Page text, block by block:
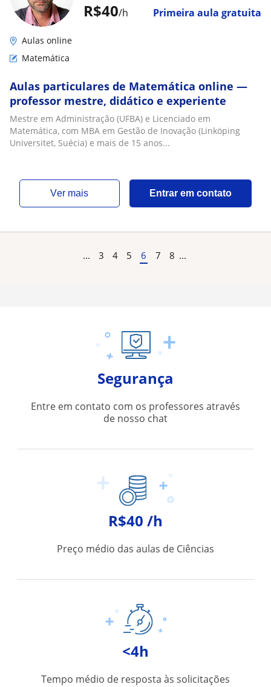
R$40/h Primeira aula gratuita
Aulas online
Matemática
Aulas particulares de Matemática online —
professor mestre, didático e experiente
Mestre em Administração (UFBA) e Licenciado em
Matemática, com MBA em Gestão de Inovação (Linköping
Universitet, Suécia) e mais de 15 anos...
ver mais Entrar em contato
... 3 4 5 6 7 8 ...
Segurança
Entre em contato com os professores através
de nosso chat
R$40 /h
Preço médio das aulas de Ciências
<4h
Tempo médio de resposta às solicitações